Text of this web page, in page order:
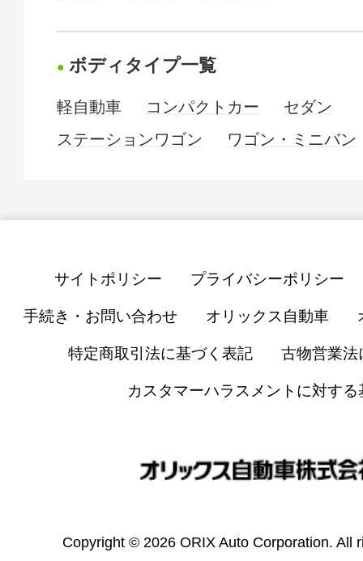
ボディタイプ一覧
軽自動車 コンパクトカー
セダン
ステーションワゴン
ワゴン・ミニバン
サイトポリシー プライバシーポリシー
手続き・お問い合わせ オリックス自動車
特定商取引法に基づく表記 古物営業法
カスタマーハラスメントに対する
Copyright © 2026 ORIX Auto Corporation. All